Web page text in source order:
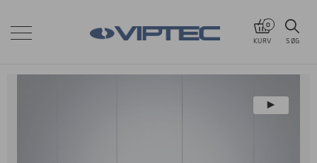
0
KURV
SØG